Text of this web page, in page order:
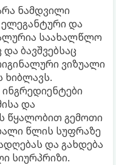
ნამდვილი
და
საახალწლო
ბავშვებსაც
ვიზუალი
ხიბლავს.
ინგრედიენტები
და
წყალობით გემოთი
წლის სუფრაზე
და გახდება
სიურპრიზი.